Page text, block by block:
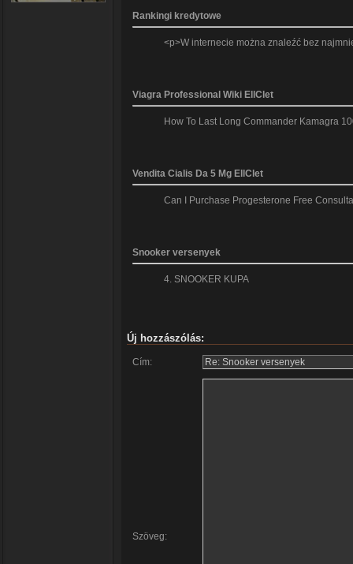
Rankingi kredytowe
<p>W internecie można znaleźć bez
Viagra Professional Wiki EllClet
How To Last Long Commander Kamagra
Vendita Cialis Da 5 Mg EllClet
Can I Purchase Progesterone Free
Snooker versenyek
4. SNOOKER KUPA
Új hozzászólás:
Cím:
Szöveg: